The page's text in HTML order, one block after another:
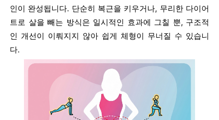
인이 완성됩니다. 단순히 복근을 키우거나, 무리한 다이어
트로 살을 빼는 방식은 일시적인 효과에 그칠 뿐, 구조적
인 개선이 이뤄지지 않아 쉽게 체형이 무너질 수 있습니
다.